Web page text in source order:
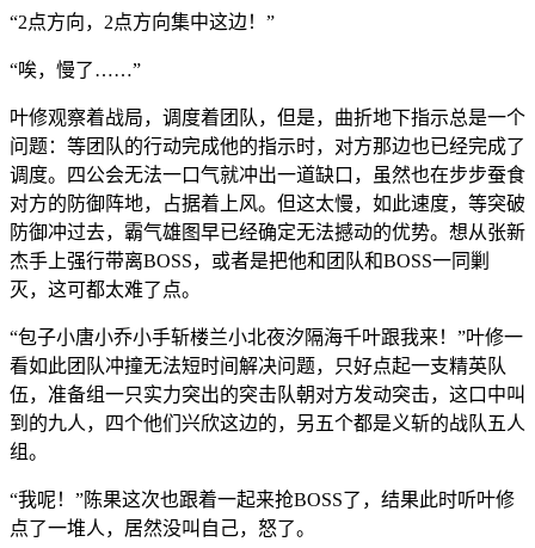
“2点方向，2点方向集中这边！”
“唉，慢了……”
叶修观察着战局，调度着团队，但是，曲折地下指示总是一个
问题：等团队的行动完成他的指示时，对方那边也已经完成了
调度。四公会无法一口气就冲出一道缺口，虽然也在步步蚕食
对方的防御阵地，占据着上风。但这太慢，如此速度，等突破
防御冲过去，霸气雄图早已经确定无法撼动的优势。想从张新
杰手上强行带离BOSS，或者是把他和团队和BOSS一同剿
灭，这可都太难了点。
“包子小唐小乔小手斩楼兰小北夜汐隔海千叶跟我来！”叶修一
看如此团队冲撞无法短时间解决问题，只好点起一支精英队
伍，准备组一只实力突出的突击队朝对方发动突击，这口中叫
到的九人，四个他们兴欣这边的，另五个都是义斩的战队五人
组。
“我呢！”陈果这次也跟着一起来抢BOSS了，结果此时听叶修
点了一堆人，居然没叫自己，怒了。